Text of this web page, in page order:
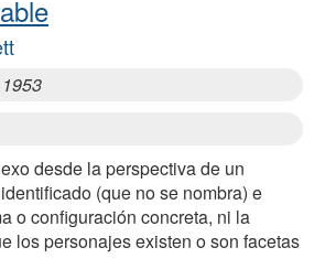
desde la perspectiva de un
(que no se nombra) e
o configuración concreta, ni la
los personajes existen o son facetas